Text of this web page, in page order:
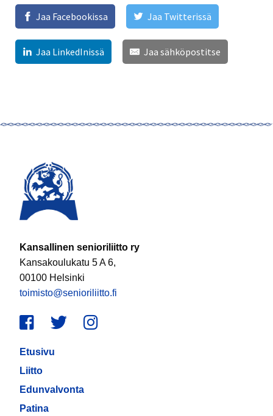
Jaa Facebookissa Jaa Twitterissä
Jaa LinkedInissä Jaa sähköpostitse
Kansallinen senioriliitto ry
Kansakoulukatu 5 A 6,
00100 Helsinki
toimisto@senioriliitto.fi
Facebook
TwitterInstagram
Etusivu
Liitto
Edunvalvonta
Patina